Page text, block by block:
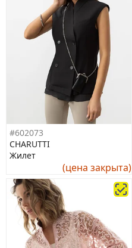
#602073
CHARUTTI
Жилет
(цена закрыта)